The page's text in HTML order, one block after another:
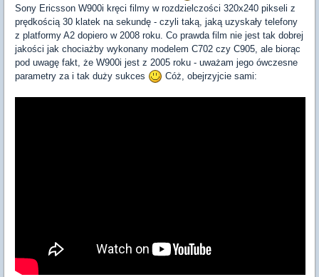
Sony Ericsson W900i kręci filmy w rozdzielczości 320x240 pikseli z
prędkością 30 klatek na sekundę - czyli taką, jaką uzyskały telefony
z platformy A2 dopiero w 2008 roku. Co prawda film nie jest tak dobrej
jakości jak chociażby wykonany modelem C702 czy C905, ale biorąc
pod uwagę fakt, że W900i jest z 2005 roku - uważam jego ówczesne
parametry za i tak duży sukces
Cóż, obejrzyjcie sami: